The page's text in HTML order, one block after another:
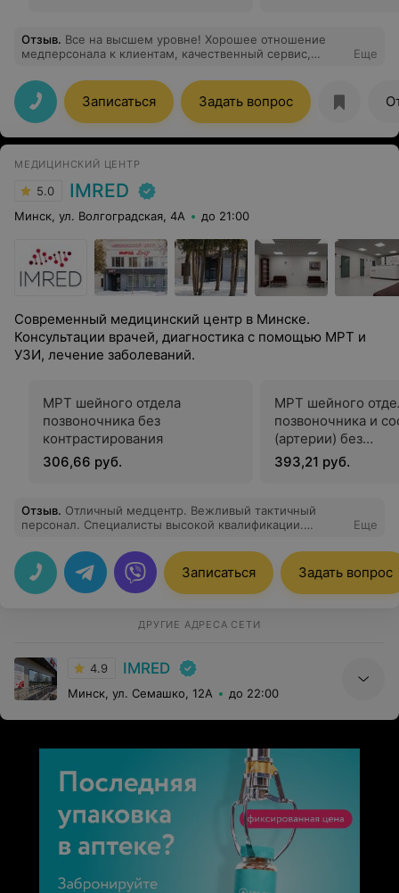
Отзыв. Все на высшем уровне! Хорошее отношение
медперсонала к клиентам, качественный сервис,
которые всегда мне оказывают необходимую помощь!
Еще
Записаться Задать вопрос
МЕДИЦИНСКИЙ ЦЕНТР
5.0 IMRED
Минск, ул. Волгоградская, 4А до 21:00
Современный медицинский центр в Минске.
Консультации врачей, диагностика с помощью МРТ и
УЗИ, лечение заболеваний.
МРТ шейного отдела
позвоночника без
контрастирования
306,66 руб.
МРТ шейного
позвоночника и
(артерии) без
контрастирования
393,21 руб.
Отзыв. Отличный медцентр. Вежливый тактичный
персонал. Специалисты высокой квалификации.
невролога Михневича И.И. имеющего большой
авторитет в данной области. Получила ответы на все
вопросы и необходимые рекомендации. Спасибо всем.
Еще
Записаться Задать вопрос
ДРУГИЕ АДРЕСА СЕТИ
4.9 IMRED
Минск, ул. Семашко, 12А до 22:00